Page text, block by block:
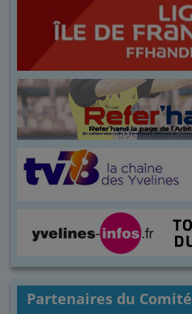
Partenaires du Comité